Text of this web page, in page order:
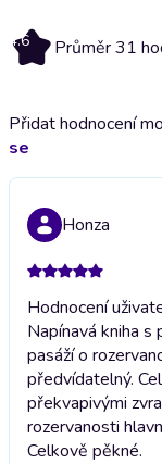
4.6 Průměr 31
Přidat hodnocení
se
Honza
Hodnocení
Napínavá kniha
pasáží o
předvídatelný.
překvapivými
rozervanosti
Celkově pěkné.